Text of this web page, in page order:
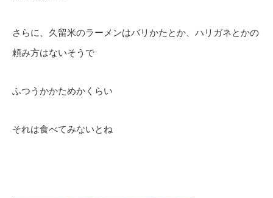
さらに、久留米のラーメンはバリかたとか、ハリガネとかの
頼み方はないそうで
ふつうかかためかくらい
それは食べてみないとね